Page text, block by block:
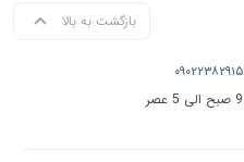
بازگشت به بالا
۰۹۰۲۲۳۸۲۹۱۵